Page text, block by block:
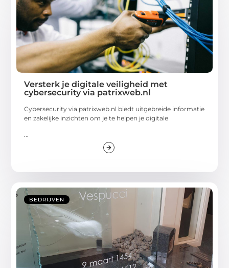
Versterk je digitale veiligheid met
cybersecurity via patrixweb.nl
Cybersecurity via patrixweb.nl biedt uitgebreide informatie
en zakelijke inzichten om je te helpen je digitale
...
BEDRIJVEN